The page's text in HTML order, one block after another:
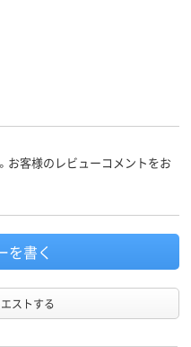
お客様のレビューコメントをお
を書く
ストする